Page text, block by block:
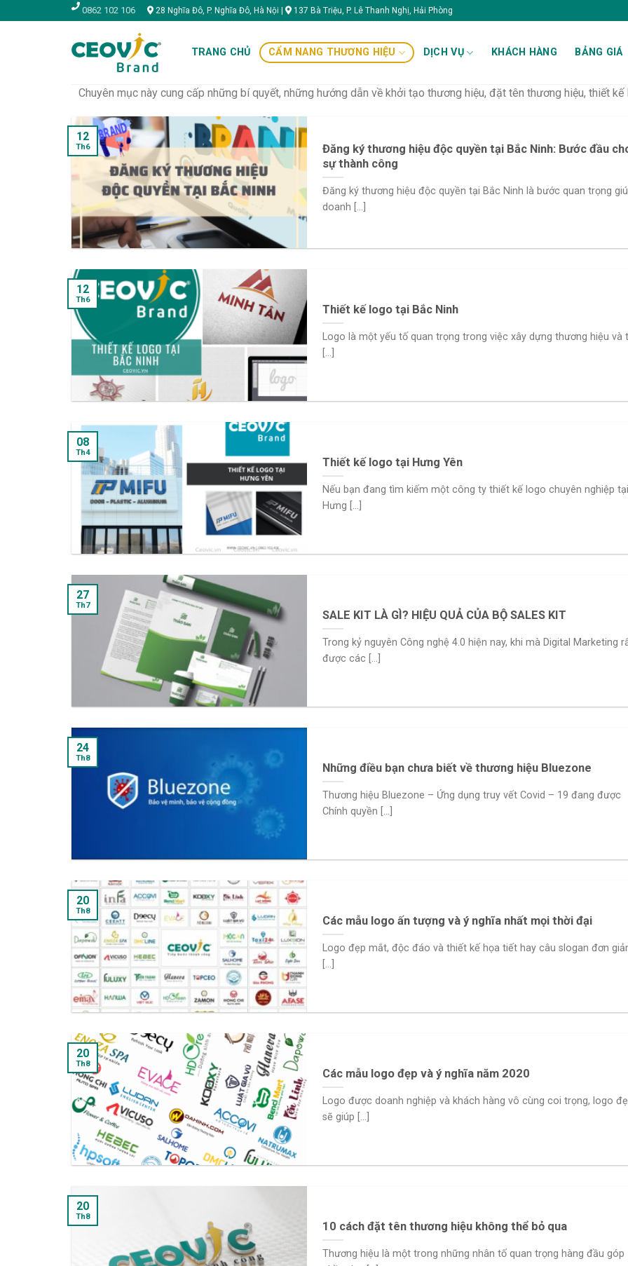
to
0862 102 106 28 Nghĩa Đô, P. Nghĩa Đô, Hà Nội | 137 Bà Triệu, P. Lê Thanh Nghị, Hải Phòng
TRANG CHỦ CẨM NANG THƯƠNG HIỆU DỊCH VỤ KHÁCH HÀNG BẢNG GIÁ
Chuyên mục này cung cấp những bí quyết, những hướng dẫn về khởi tạo thương hiệu, đặt tên thương hiệu, thiết
Đăng ký thương hiệu độc quyền tại Bắc Ninh: Bước đầu
sự thành công
Đăng ký thương hiệu độc quyền tại Bắc Ninh là bước quan trọng
doanh [...]
12
Th6
Thiết kế logo tại Bắc Ninh
Logo là một yếu tố quan trọng trong việc xây dựng thương hiệu và
[...]
12
Th6
Thiết kế logo tại Hưng Yên
Nếu bạn đang tìm kiếm một công ty thiết kế logo chuyên nghiệp tại
Hưng [...]
08
Th4
SALE KIT LÀ GÌ? HIỆU QUẢ CỦA BỘ SALES KIT
Trong kỷ nguyên Công nghệ 4.0 hiện nay, khi mà Digital Marketing
được các [...]
27
Th7
Những điều bạn chưa biết về thương hiệu Bluezone
Thương hiệu Bluezone – Ứng dụng truy vết Covid – 19 đang được
Chính quyền [...]
24
Th8
Các mẫu logo ấn tượng và ý nghĩa nhất mọi thời đại
Logo đẹp mắt, độc đáo và thiết kế họa tiết hay câu slogan đơn
[...]
20
Th8
Các mẫu logo đẹp và ý nghĩa năm 2020
Logo được doanh nghiệp và khách hàng vô cùng coi trọng, logo
sẽ giúp [...]
20
Th8
10 cách đặt tên thương hiệu không thể bỏ qua
Thương hiệu là một trong những nhân tố quan trọng hàng đầu góp
20
Th8